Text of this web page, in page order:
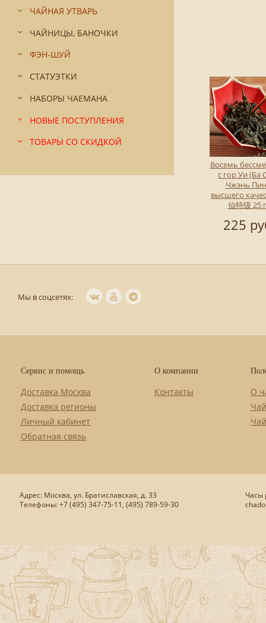
ЧАЙНАЯ УТВАРЬ
ЧАЙНИЦЫ, БАНОЧКИ
ФЭН-ШУЙ
СТАТУЭТКИ
НАБОРЫ ЧАЕМАНА
НОВЫЕ ПОСТУПЛЕНИЯ
ТОВАРЫ СО СКИДКОЙ
Восемь
с гор Уи (Ба
Чжэнь
высшего
仙特级 25
225
Мы в соцсетях:
Сервис и помощь
Доставка Москва
Доставка регионы
Личный кабинет
Обратная связь
О компании
Контакты
О
Адрес: Москва, ул. Братиславская, д. 33
Телефоны: +7 (495) 347-75-11, (495) 789-59-30
Часы